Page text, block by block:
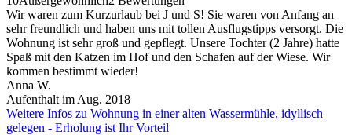
Wir waren zum Kurzurlaub bei J und S! Sie waren von Anfang an
sehr freundlich und haben uns mit tollen Ausflugstipps versorgt. Die
Wohnung ist sehr groß und gepflegt. Unsere Tochter (2 Jahre) hatte
Spaß mit den Katzen im Hof und den Schafen auf der Wiese. Wir
kommen bestimmt wieder!
Anna W.
Aufenthalt im Aug. 2018
Weitere Infos zu Wohnung in einer alten Wassermühle, idyllisch
gelegen - Erholung ist Ihr Vorteil